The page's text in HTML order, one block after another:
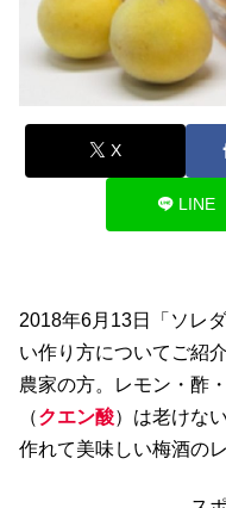
X
LINE
2018年6月13日「ソレ
い作り方についてご紹
農家の方。レモン・酢
（クエン酸）は老けな
作れて美味しい梅酒の